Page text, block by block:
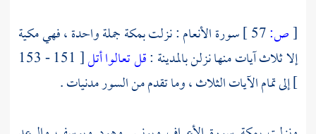
[ص: سورة الأنعام : نزلتبمكةجملة واحدة ، فهي مكية
إلا ثلاث آيات منها نزلنبالمدينة :قل تعالوا أتل
[ 151 - 153
] إلى تمام الآيات الثلاث ، وما تقدم من السور مدنيات .